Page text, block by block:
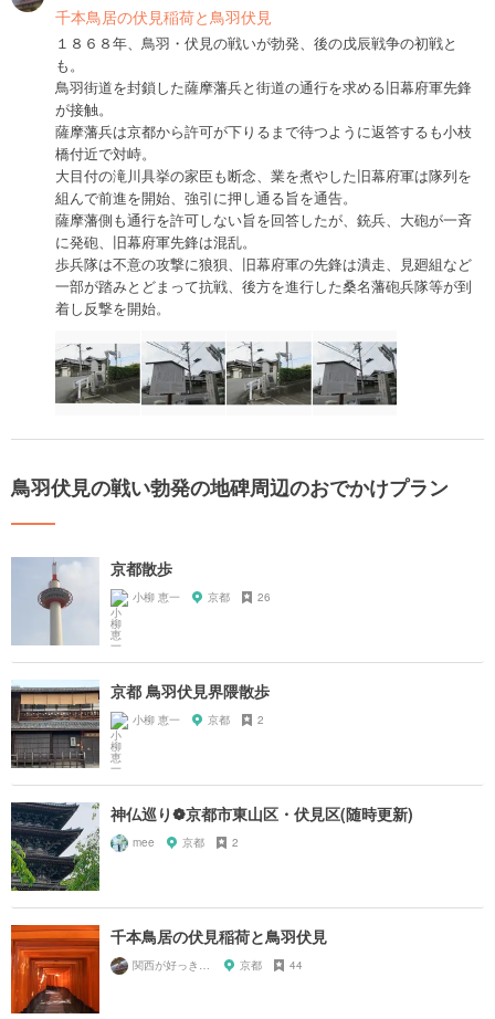
千本鳥居の伏見稲荷と鳥羽伏見
１８６８年、鳥羽・伏見の戦いが勃発、後の戊辰戦争の初戦と
も。
鳥羽街道を封鎖した薩摩藩兵と街道の通行を求める旧幕府軍先鋒
が接触。
薩摩藩兵は京都から許可が下りるまで待つように返答するも小枝
橋付近で対峙。
大目付の滝川具挙の家臣も断念、業を煮やした旧幕府軍は隊列を
組んで前進を開始、強引に押し通る旨を通告。
薩摩藩側も通行を許可しない旨を回答したが、銃兵、大砲が一斉
に発砲、旧幕府軍先鋒は混乱。
歩兵隊は不意の攻撃に狼狽、旧幕府軍の先鋒は潰走、見廻組など
一部が踏みとどまって抗戦、後方を進行した桑名藩砲兵隊等が到
着し反撃を開始。
鳥羽伏見の戦い勃発の地碑周辺のおでかけプラン
京都散歩
小柳 恵一 京都 26
京都 鳥羽伏見界隈散歩
小柳 恵一 京都 2
神仏巡り❁京都市東山区・伏見区(随時更新)
mee 京都 2
千本鳥居の伏見稲荷と鳥羽伏見
関西が好っきゃねん 京都 44